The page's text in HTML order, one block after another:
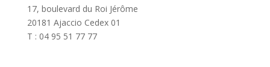
17, boulevard du Roi Jérôme
20181 Ajaccio Cedex 01
T : 04 95 51 77 77